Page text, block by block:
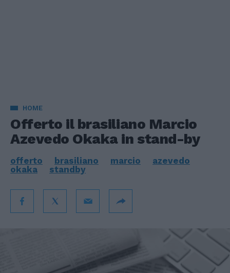
HOME
Offerto il brasiliano Marcio
Azevedo Okaka in stand-by
offerto brasiliano marcio
azevedo
okaka
standby